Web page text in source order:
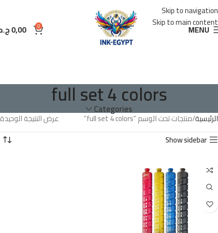
Skip to navigation
Skip to main content
MENU
0
0,00
full set 4 colors
Categories
الرئيسية منتجات تحت الوسم “full set 4 colors”
عرض النتيجة الوحيدة
Show sidebar